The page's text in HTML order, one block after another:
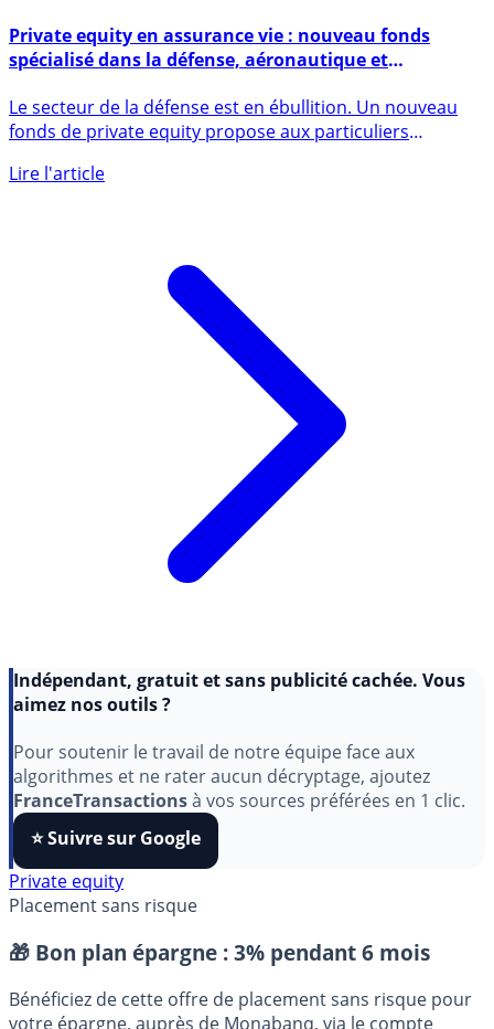
17 juin 2025
spécialisé dans la défense, aéronautique et
cybersécurité
fonds de private equity propose aux particuliers
aimez nos outils ?
Pour soutenir le travail de notre équipe face aux
algorithmes et ne rater aucun décryptage, ajoutez
FranceTransactionsà vos sources préférées en 1 clic.
⭐️ Suivre sur Google
Placement sans risque
🎁 Bon plan épargne : 3% pendant 6 mois